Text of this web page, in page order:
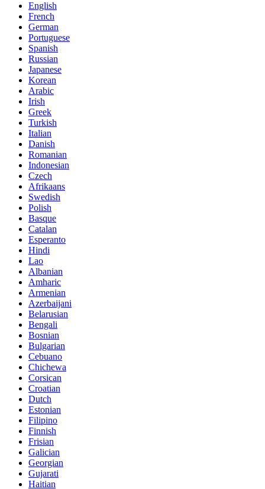
English
French
German
Portuguese
Spanish
Russian
Japanese
Korean
Arabic
Irish
Greek
Turkish
Italian
Danish
Romanian
Indonesian
Czech
Afrikaans
Swedish
Polish
Basque
Catalan
Esperanto
Hindi
Lao
Albanian
Amharic
Armenian
Azerbaijani
Belarusian
Bengali
Bosnian
Bulgarian
Cebuano
Chichewa
Corsican
Croatian
Dutch
Estonian
Filipino
Finnish
Frisian
Galician
Georgian
Gujarati
Haitian